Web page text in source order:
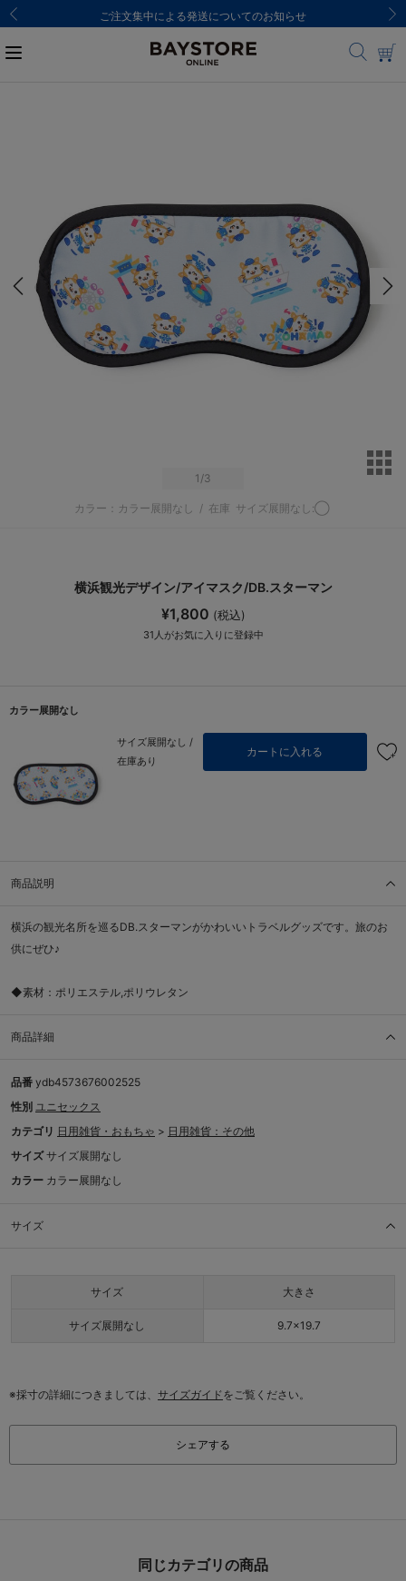
ご注文集中による発送についてのお知らせ
1 /3
カラー：カラー展開なし / 在庫 サイズ展開なし:◯
横浜観光デザイン/アイマスク/DB.スターマン
¥1,800 (税込)
31 人がお気に入りに登録中
カラー展開なし
サイズ展開なし /
在庫あり
カートに入れる
商品説明
横浜の観光名所を巡るDB.スターマンがかわいいトラベルグッズです。旅のお
供にぜひ♪
◆素材：ポリエステル,ポリウレタン
商品詳細
品番 ydb4573676002525
性別 ユニセックス
カテゴリ 日用雑貨・おもちゃ > 日用雑貨：その他
サイズ サイズ展開なし
カラー カラー展開なし
サイズ
サイズ 大きさ
サイズ展開なし 9.7×19.7
※採寸の詳細につきましては、 サイズガイドをご覧ください。
シェアする
同じカテゴリの商品